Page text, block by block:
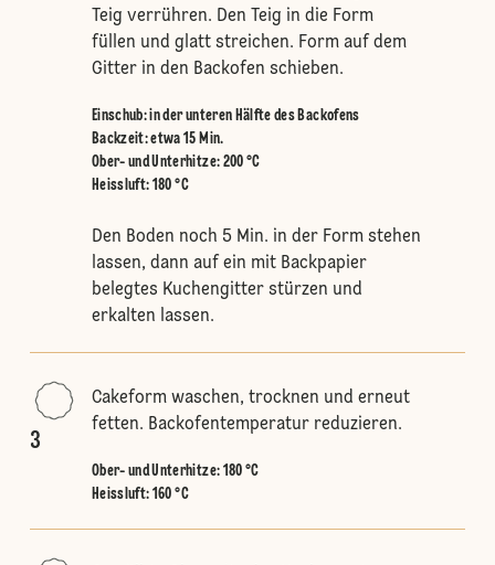
Teig verrühren. Den Teig in die Form
füllen und glatt streichen. Form auf dem
Gitter in den Backofen schieben.
Einschub:in der unteren Hälfte des Backofens
Backzeit: etwa 15 Min.
Ober- und Unterhitze: 200 °C
Heissluft: 180 °C
Den Boden noch 5 Min. in der Form stehen
lassen, dann auf ein mit Backpapier
belegtes Kuchengitter stürzen und
erkalten lassen.
3
Cakeform waschen, trocknen und erneut
fetten. Backofentemperatur reduzieren.
Ober- und Unterhitze: 180 °C
Heissluft: 160 °C